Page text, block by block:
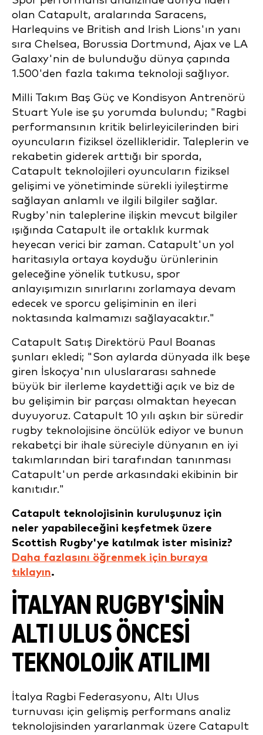
olan Catapult, aralarında Saracens,
Harlequins ve British and Irish Lions'ın yanı
sıra Chelsea, Borussia Dortmund, Ajax ve LA
Galaxy'nin de bulunduğu dünya çapında
1.500'den fazla takıma teknoloji sağlıyor.
Milli Takım Baş Güç ve Kondisyon Antrenörü
Stuart Yule ise şu yorumda bulundu; "Ragbi
performansının kritik belirleyicilerinden biri
oyuncuların fiziksel özellikleridir. Taleplerin ve
rekabetin giderek arttığı bir sporda,
Catapult teknolojileri oyuncuların fiziksel
gelişimi ve yönetiminde sürekli iyileştirme
sağlayan anlamlı ve ilgili bilgiler sağlar.
Rugby'nin taleplerine ilişkin mevcut bilgiler
ışığında Catapult ile ortaklık kurmak
heyecan verici bir zaman. Catapult'un yol
haritasıyla ortaya koyduğu ürünlerinin
geleceğine yönelik tutkusu, spor
anlayışımızın sınırlarını zorlamaya devam
edecek ve sporcu gelişiminin en ileri
noktasında kalmamızı sağlayacaktır."
Catapult Satış Direktörü Paul Boanas
şunları ekledi; "Son aylarda dünyada ilk beşe
giren İskoçya'nın uluslararası sahnede
büyük bir ilerleme kaydettiği açık ve biz de
bu gelişimin bir parçası olmaktan heyecan
duyuyoruz. Catapult 10 yılı aşkın bir süredir
rugby teknolojisine öncülük ediyor ve bunun
rekabetçi bir ihale süreciyle dünyanın en iyi
takımlarından biri tarafından tanınması
Catapult'un perde arkasındaki ekibinin bir
kanıtıdır."
Catapult teknolojisinin kuruluşunuz için
neler yapabileceğini keşfetmek üzere
Scottish Rugby'ye katılmak ister misiniz?
Daha fazlasını öğrenmek için buraya
tıklayın.
İTALYAN RUGBY'SININ
ALTI ULUS ÖNCESI
TEKNOLOJIK ATILIMI
İtalya Ragbi Federasyonu, Altı Ulus
turnuvası için gelişmiş performans analiz
teknolojisinden yararlanmak üzere Catapult